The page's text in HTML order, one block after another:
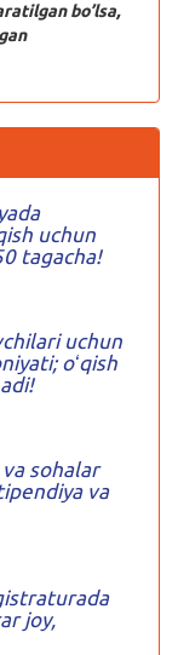
bo’lsa,
uchun
tagacha!
uchun
oʻqish
sohalar
va
joy,